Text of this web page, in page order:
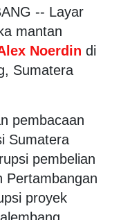
-- Layar
mantan
Noerdin di
Sumatera
pembacaan
Sumatera
pembelian
Pertambangan
proyek